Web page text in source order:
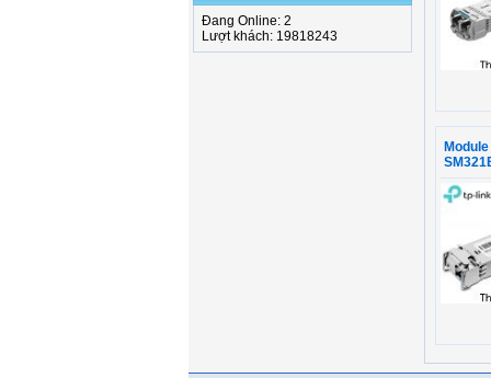
Đang Online: 2
Lượt khách: 19818243